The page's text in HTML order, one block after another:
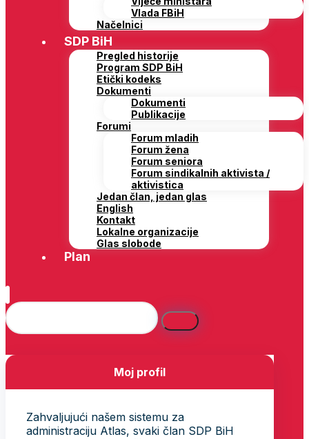
Vlada FBiH
Načelnici
SDP BiH
Pregled historije
Program SDP BiH
Etički kodeks
Dokumenti
Dokumenti
Publikacije
Forumi
Forum mladih
Forum žena
Forum seniora
Forum sindikalnih aktivista /
aktivistica
Jedan član, jedan glas
English
Kontakt
Lokalne organizacije
Glas slobode
Plan
Moj profil
Zahvaljujući našem sistemu za
administraciju Atlas, svaki član SDP BiH